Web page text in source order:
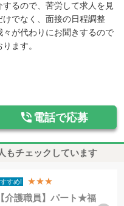
るので、苦労して求人を見
でなく、面接の日程調整
が代わりにお聞きするので
ます。
 電話で応募
もチェックしています
すめ! ★★★
介護職員】パート★福